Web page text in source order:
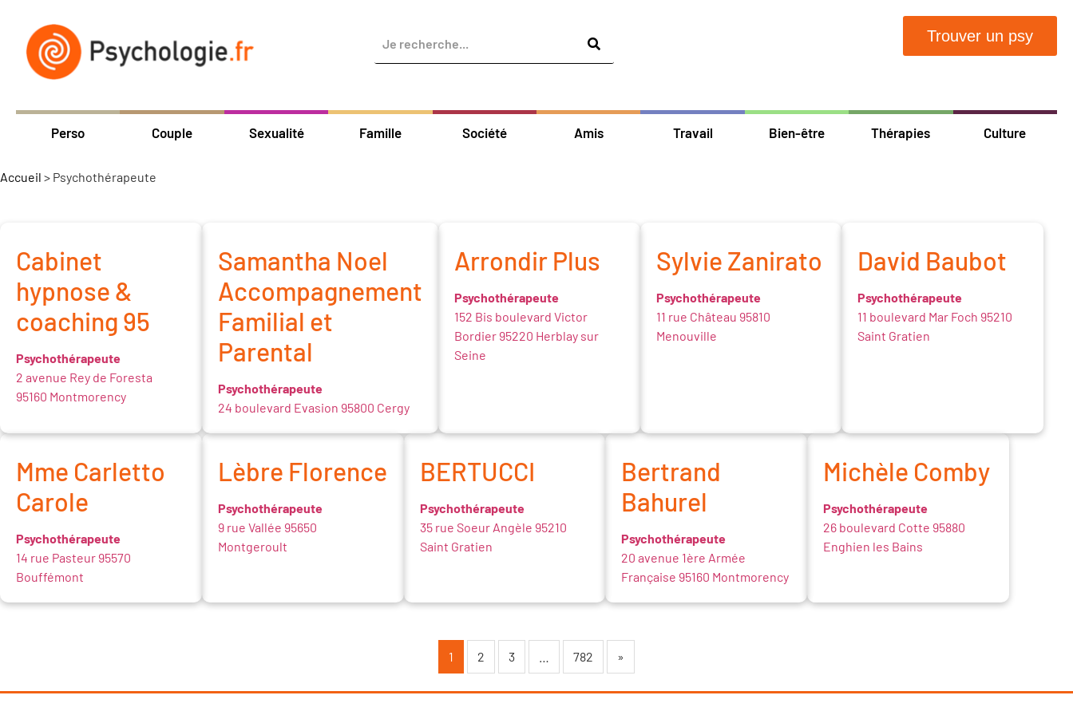
Trouver un psy
Perso Couple Sexualité Famille Société Amis Travail Bien-être Thérapies Culture
Accueil > Psychothérapeute
Cabinet
hypnose &
coaching 95
Psychothérapeute
2 avenue Rey de Foresta
95160 Montmorency
Samantha Noel
Accompagnement
Familial et
Parental
Psychothérapeute
24 boulevard Evasion 95800 Cergy
Arrondir Plus
Psychothérapeute
152 Bis boulevard Victor
Bordier 95220 Herblay sur
Seine
Sylvie Zanirato
Psychothérapeute
11 rue Château 95810
Menouville
David Baubot
Psychothérapeute
11 boulevard Mar Foch 95210
Saint Gratien
Mme Carletto
Carole
Psychothérapeute
14 rue Pasteur 95570
Bouffémont
Lèbre Florence
Psychothérapeute
9 rue Vallée 95650
Montgeroult
BERTUCCI
Psychothérapeute
35 rue Soeur Angèle 95210
Saint Gratien
Bertrand
Bahurel
Psychothérapeute
20 avenue 1ère Armée
Française 95160 Montmorency
Michèle Comby
Psychothérapeute
26 boulevard Cotte 95880
Enghien les Bains
1 2 3 782 »